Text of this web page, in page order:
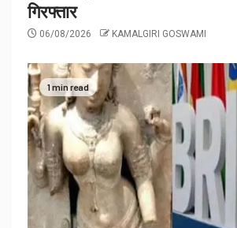
गिरफ्तार
06/08/2026 KAMALGIRI GOSWAMI
1 min read